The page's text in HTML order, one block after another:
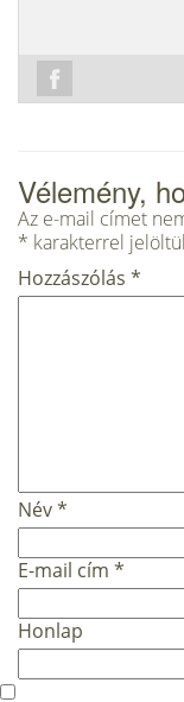
Vélemény,
Az e-mail címet
* karakterrel
Hozzászólás *
Név*
E-mail cím *
Honlap